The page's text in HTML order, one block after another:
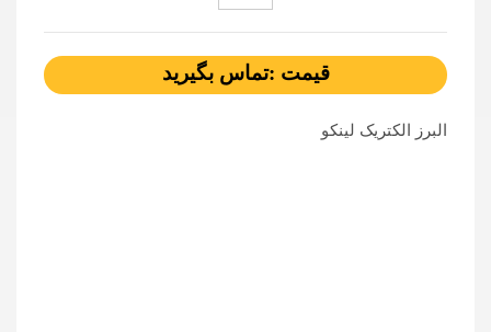
قیمت :تماس بگیرید
البرز الکتریک لینکو